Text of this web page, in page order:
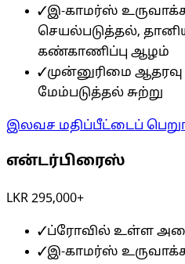
✓இ-காமர்ஸ்
செயல்படுத்தல்,
கண்காணிப்பு ஆழம்
✓முன்னுரிமை
மேம்படுத்தல் சுற்று
இலவச மதிப்பீட்டைப்
என்டர்பிரைஸ்
LKR 295,000+
✓ப்ரோவில் உள்ள
✓இ-காமர்ஸ்